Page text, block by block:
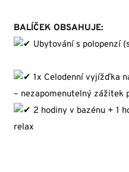
BALÍČEK OBSAHUJE:
Ubytování s polopenzí
1x Celodenní vyjížďka
– nezapomenutelný zážitek
2 hodiny v bazénu + 1
relax